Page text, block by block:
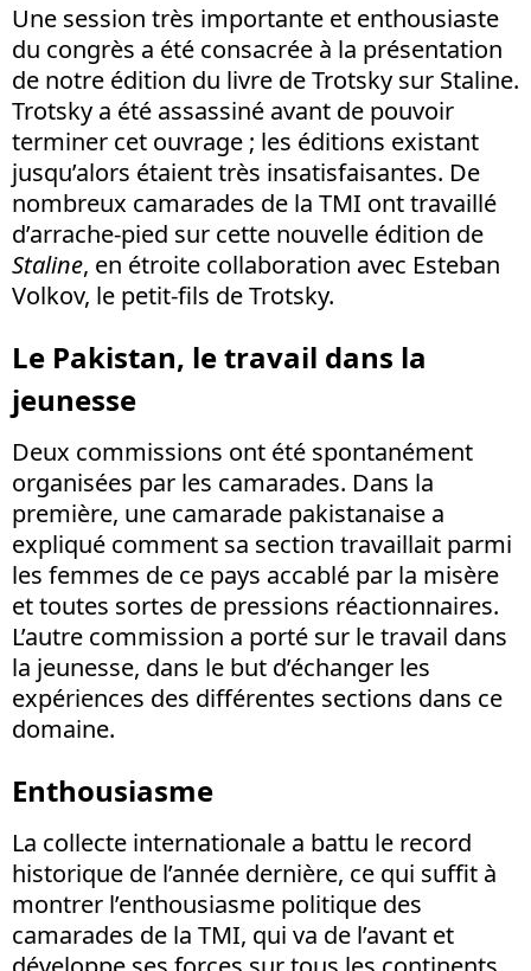
Une session très importante et enthousiaste
du congrès a été consacrée à la présentation
de notre édition du livre de Trotsky sur Staline.
Trotsky a été assassiné avant de pouvoir
terminer cet ouvrage ; les éditions existant
jusqu’alors étaient très insatisfaisantes. De
nombreux camarades de la TMI ont travaillé
d’arrache-pied sur cette nouvelle édition de
Staline, en étroite collaboration avec Esteban
Volkov, le petit-fils de Trotsky.
Le Pakistan, le travail dans la
jeunesse
Deux commissions ont été spontanément
organisées par les camarades. Dans la
première, une camarade pakistanaise a
expliqué comment sa section travaillait parmi
les femmes de ce pays accablé par la misère
et toutes sortes de pressions réactionnaires.
L’autre commission a porté sur le travail dans
la jeunesse, dans le but d’échanger les
expériences des différentes sections dans ce
domaine.
Enthousiasme
La collecte internationale a battu le record
historique de l’année dernière, ce qui suffit à
montrer l’enthousiasme politique des
camarades de la TMI, qui va de l’avant et